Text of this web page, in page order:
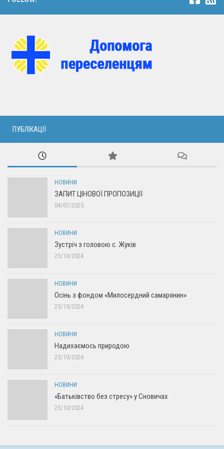
ПУБЛІКАЦІЇ
НОВИНИ
ЗАПИТ ЦІНОВОЇ ПРОПОЗИЦІЇ
04/07/2025
НОВИНИ
Зустріч з головою с. Жуків
25/10/2024
НОВИНИ
Осінь з фондом «Милосердний самарянин»
25/10/2024
НОВИНИ
Надихаємось природою
25/10/2024
НОВИНИ
«Батьківство без стресу» у Сновичах
25/10/2024